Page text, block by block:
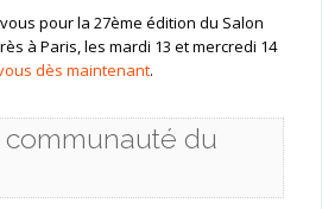
pour la 27ème édition du Salon
à Paris, les mardi 13 et mercredi 14
dès maintenant.
communauté du